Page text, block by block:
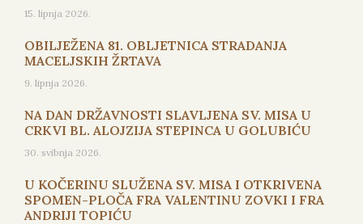
15. lipnja 2026.
OBILJEŽENA 81. OBLJETNICA STRADANJA
MACELJSKIH ŽRTAVA
9. lipnja 2026.
NA DAN DRŽAVNOSTI SLAVLJENA SV. MISA U
CRKVI BL. ALOJZIJA STEPINCA U GOLUBIĆU
30. svibnja 2026.
U KOČERINU SLUŽENA SV. MISA I OTKRIVENA
SPOMEN-PLOČA FRA VALENTINU ZOVKI I FRA
ANDRIJI TOPIĆU